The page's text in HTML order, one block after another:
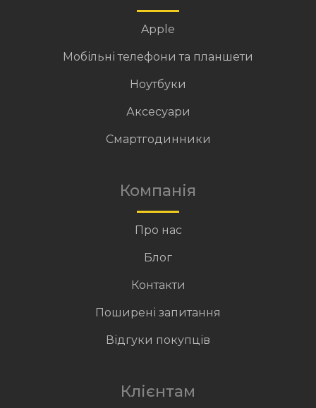
Apple
Мобільні телефони та планшети
Ноутбуки
Аксесуари
Смартгодинники
Компанія
Про нас
Блог
Контакти
Поширені запитання
Відгуки покупців
Клієнтам